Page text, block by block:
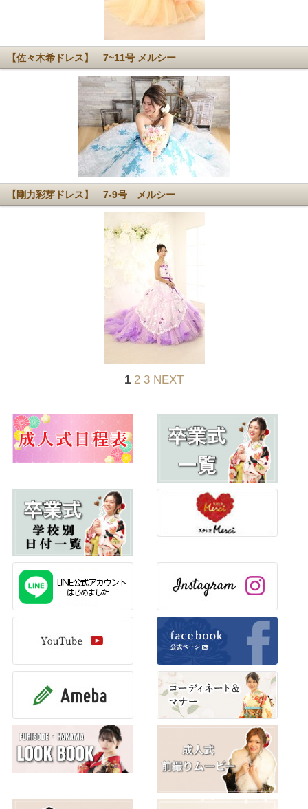
【佐々木希ドレス】 7~11号 メルシー
【剛力彩芽ドレス】 7-9号 メルシー
1 2 3 NEXT